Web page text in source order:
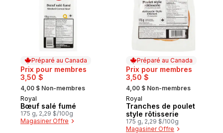
Préparé au Canada
Prix pour membres
3,50 $
, formerly:
4,00 $ Non-membres
Préparé au Canada
Royal
Bœuf salé fumé
175 g, 2,29 $/100g
Magasiner Offre
Préparé au Canada
Prix pour membres
3,50 $
, formerly:
4,00 $ Non-membres
Préparé au Canada
Royal
Tranches de poulet
style rôtisserie
175 g, 2,29 $/100g
Magasiner Offre